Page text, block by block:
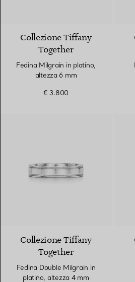
Collezione Tiffany
Together
Fedina Milgrain in platino,
altezza 6 mm
€ 3.800
Collezione Tiffany
Together
Fedina Double Milgrain in
platino, altezza 4 mm